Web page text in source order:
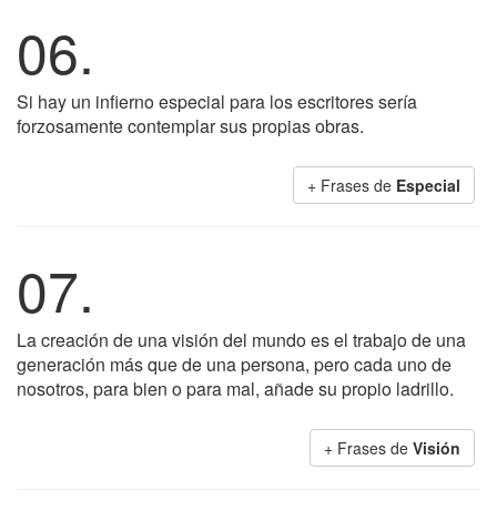
06.
Si hay un infierno especial para los escritores sería
forzosamente contemplar sus propias obras.
+ Frases de Especial
07.
La creación de una visión del mundo es el trabajo de una
generación más que de una persona, pero cada uno de
nosotros, para bien o para mal, añade su propio ladrillo.
+ Frases de Visión